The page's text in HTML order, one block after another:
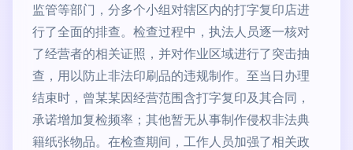
监管等部门，分多个小组对辖区内的打字复印店进
行了全面的排查。检查过程中，执法人员逐一核对
了经营者的相关证照，并对作业区域进行了突击抽
查，用以防止非法印刷品的违规制作。至当日办理
结束时，曾某某因经营范围含打字复印及其合同，
承诺增加复检频率；其他暂无从事制作侵权非法典
籍纸张物品。在检查期间，工作人员加强了相关政